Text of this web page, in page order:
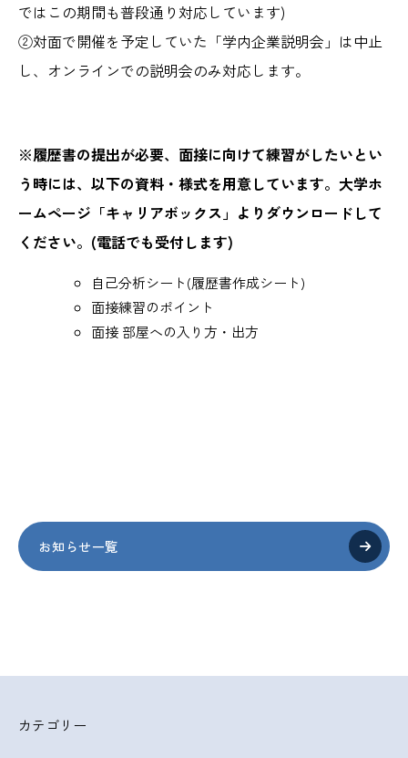
ではこの期間も普段通り対応しています)
②対面で開催を予定していた「学内企業説明会」は中止
し、オンラインでの説明会のみ対応します。
※履歴書の提出が必要、面接に向けて練習がしたいとい
う時には、以下の資料・様式を用意しています。大学ホ
ームページ「キャリアボックス」よりダウンロードして
ください。(電話でも受付します)
自己分析シート(履歴書作成シート)
面接練習のポイント
面接 部屋への入り方・出方
お知らせ一覧
カテゴリー